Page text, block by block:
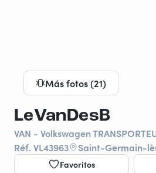
Más fotos (21)
LeVanDesB
VAN - Volkswagen
Réf. VL43963
Saint-Germain-
Favoritos